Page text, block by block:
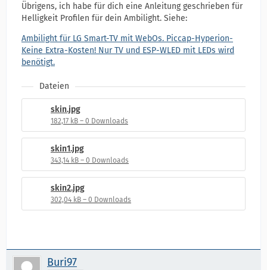
Übrigens, ich habe für dich eine Anleitung geschrieben für
Helligkeit Profilen für dein Ambilight. Siehe:
Ambilight für LG Smart-TV mit WebOs. Piccap-Hyperion-
Keine Extra-Kosten! Nur TV und ESP-WLED mit LEDs wird
benötigt.
Dateien
skin.jpg
182,17 kB – 0 Downloads
skin1.jpg
343,14 kB – 0 Downloads
skin2.jpg
302,04 kB – 0 Downloads
Buri97